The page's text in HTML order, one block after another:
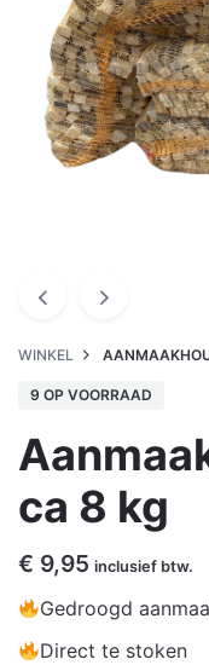
WINKEL
9 OP VOORRAAD
ca 8 kg
€ 9,95 inclusief btw.
Gedroogd
Direct te stoken